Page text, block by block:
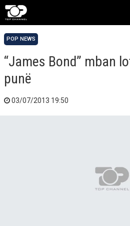
POP NEWS
“James Bond” mban
punë
03/07/2013 19:50